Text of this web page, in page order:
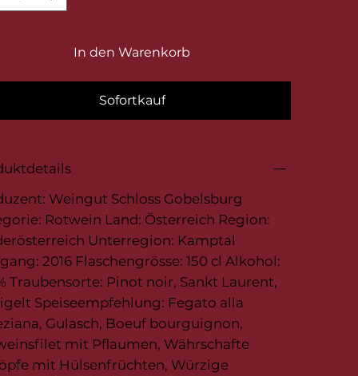
In den Warenkorb
Sofortkauf
Weingut Schloss Gobelsburg
Rotwein Land: Österreich Region:
Unterregion: Kamptal
2016 Flaschengrösse: 150 cl Alkohol:
Traubensorte: Pinot noir, Sankt Laurent,
Speiseempfehlung: Fegato alla
Gulasch, Boeuf bourguignon,
mit Pflaumen, Währschafte
mit Hülsenfrüchten, Würzige